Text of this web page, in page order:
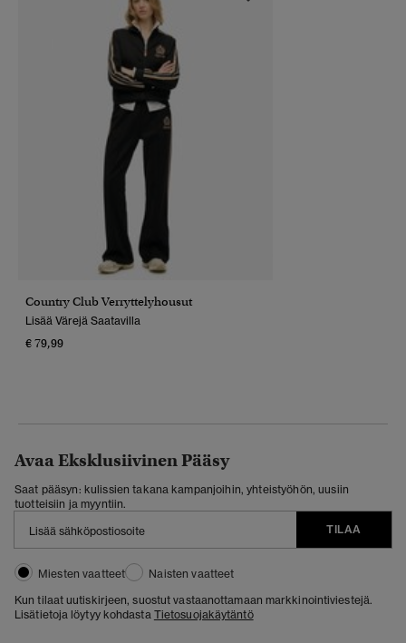
Country Club Verryttelyhousut
Lisää Värejä Saatavilla
€ 79,99
Avaa Eksklusiivinen Pääsy
Saat pääsyn: kulissien takana kampanjoihin, yhteistyöhön, uusiin
tuotteisiin ja myyntiin.
TILAA
Miesten vaatteet
Naisten vaatteet
Kun tilaat uutiskirjeen, suostut vastaanottamaan markkinointiviestejä.
Lisätietoja löytyy kohdasta Tietosuojakäytäntö